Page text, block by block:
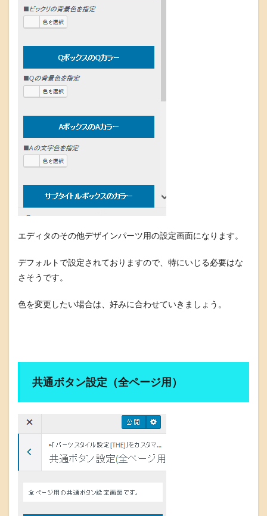
エディタのその他デザインパーツ用の設定画面になります。
デフォルトで設定されておりますので、特にいじる必要はな
さそうです。
色を変更したい場合は、好みに合わせていきましょう。
共通ボタン設定（全ページ用）